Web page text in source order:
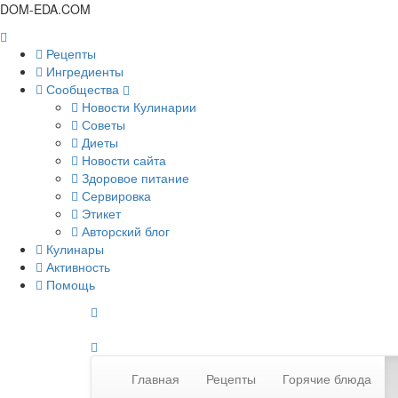
DOM-EDA.COM
Рецепты
Ингредиенты
Сообщества
Новости Кулинарии
Советы
Диеты
Новости сайта
Здоровое питание
Сервировка
Этикет
Авторский блог
Кулинары
Активность
Помощь
Главная Рецепты Горячие блюда